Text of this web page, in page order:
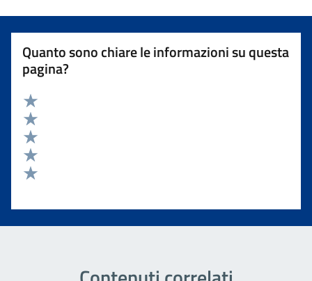
Quanto sono chiare le informazioni su questa
pagina?
Valuta 5 stelle su 5
Valuta 4 stelle su 5
Valuta 3 stelle su 5
Valuta 2 stelle su 5